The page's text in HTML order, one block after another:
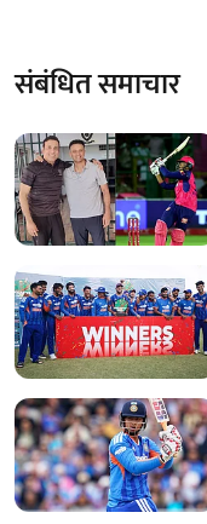
संबंधित समाचार